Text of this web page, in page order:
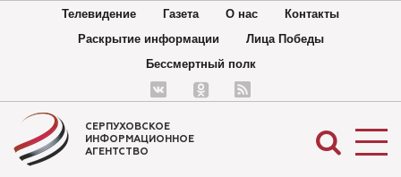
Телевидение Газета О нас
Контакты
Раскрытие информации
Лица Победы
Бессмертный полк
СЕРПУХОВСКОЕ
ИНФОРМАЦИОННОЕ
АГЕНТСТВО